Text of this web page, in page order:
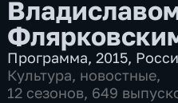
Программа,2015,
Культура, новостные,
12 сезонов, 649